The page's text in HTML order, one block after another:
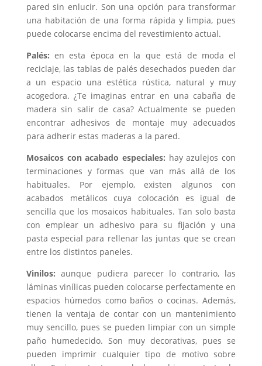
pared sin enlucir. Son una opción para transformar
una habitación de una forma rápida y limpia, pues
puede colocarse encima del revestimiento actual.
Palés: en esta época en la que está de moda el
reciclaje, las tablas de palés desechados pueden dar
a un espacio una estética rústica, natural y muy
acogedora. ¿Te imaginas entrar en una cabaña de
madera sin salir de casa? Actualmente se pueden
encontrar adhesivos de montaje muy adecuados
para adherir estas maderas a la pared.
Mosaicos con acabado especiales: hay azulejos con
terminaciones y formas que van más allá de los
habituales. Por ejemplo, existen algunos con
acabados metálicos cuya colocación es igual de
sencilla que los mosaicos habituales. Tan solo basta
con emplear un adhesivo para su fijación y una
pasta especial para rellenar las juntas que se crean
entre los distintos paneles.
Vinilos: aunque pudiera parecer lo contrario, las
láminas vinílicas pueden colocarse perfectamente en
espacios húmedos como baños o cocinas. Además,
tienen la ventaja de contar con un mantenimiento
muy sencillo, pues se pueden limpiar con un simple
paño humedecido. Son muy decorativas, pues se
pueden imprimir cualquier tipo de motivo sobre